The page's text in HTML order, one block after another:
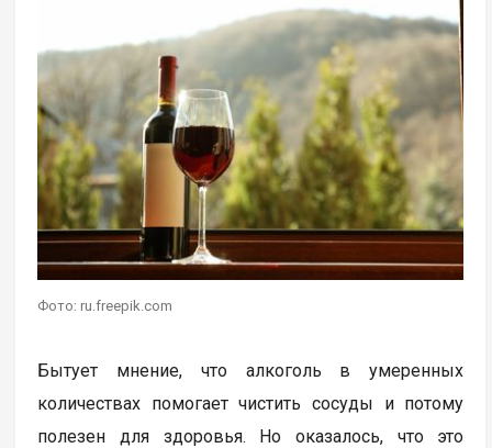
Фото: ru.freepik.com
Бытует мнение, что алкоголь в умеренных
количествах помогает чистить сосуды и потому
полезен для здоровья. Но оказалось, что это